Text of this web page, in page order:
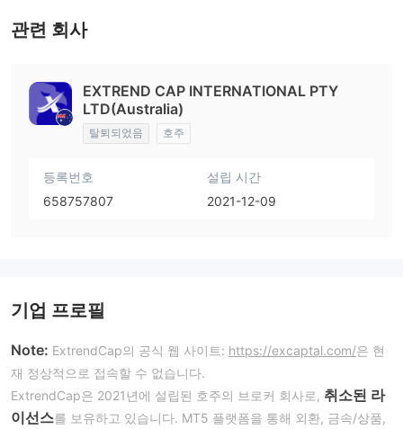
관련 회사
EXTREND CAP INTERNATIONAL PTY
LTD(Australia)
탈퇴되었음 호주
등록번호
658757807
설립 시간
2021-12-09
기업 프로필
Note: ExtrendCap의 공식 웹 사이트: https://excaptal.com/은 현
재 정상적으로 접속할 수 없습니다.
ExtrendCap은 2021년에 설립된 호주의 브로커 회사로, 취소된 라
이선스를 보유하고 있습니다. MT5 플랫폼을 통해 외환, 금속/상품,